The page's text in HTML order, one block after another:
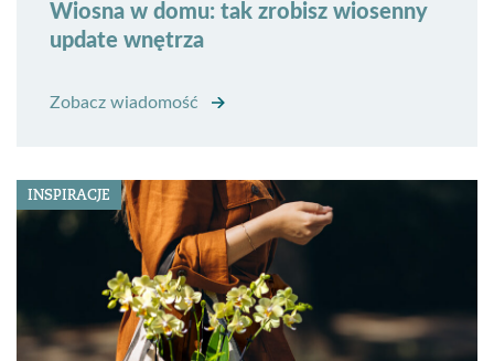
Wiosna w domu: tak zrobisz wiosenny
update wnętrza
Zobacz wiadomość
INSPIRACJE